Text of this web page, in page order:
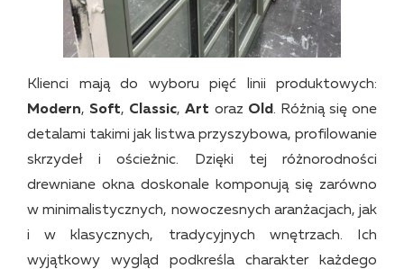
Klienci mają do wyboru pięć linii produktowych:
Modern, Soft, Classic,Art oraz Old. Różnią się one
detalami takimi jak listwa przyszybowa, profilowanie
skrzydeł i ościeżnic. Dzięki tej różnorodności
drewniane okna doskonale komponują się zarówno
w minimalistycznych, nowoczesnych aranżacjach, jak
i w klasycznych, tradycyjnych wnętrzach. Ich
wyjątkowy wygląd podkreśla charakter każdego